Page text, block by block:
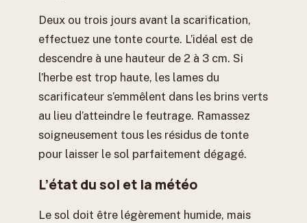
Deux ou trois jours avant la scarification,
effectuez une tonte courte. L’idéal est de
descendre à une hauteur de 2 à 3 cm. Si
l’herbe est trop haute, les lames du
scarificateur s’emmêlent dans les brins verts
au lieu d’atteindre le feutrage. Ramassez
soigneusement tous les résidus de tonte
pour laisser le sol parfaitement dégagé.
L’état du sol et la météo
Le sol doit être légèrement humide, mais